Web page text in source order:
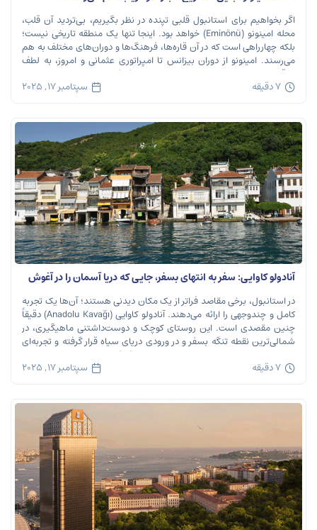
اگر بخواهیم برای استانبول قلبی تپنده در نظر بگیریم، بی‌تردید آن قلب،
محله امینونو (Eminönü) خواهد بود. اینجا تنها یک منطقه تاریخی نیست؛
بلکه چهارراهی است که در آن قاره‌ها، فرهنگ‌ها و دوران‌های مختلف به هم
می‌رسند. امینونو از دوران بیزانس تا امپراتوری عثمانی و امروز، به لطف
موقعیت استراتژیک خود در دهانه خلیج شاخ […]
7 دقیقه سپتامبر 17, 2025
آنادولو کاوایی: سفر به انتهای بسفر، جایی که دریا آسمان را در آغوش
می‌گیرد
در استانبول، برخی مقاصد فراتر از یک مکان دیدنی هستند؛ آن‌ها یک تجربه
کامل و چندوجهی را ارائه می‌دهند. آنادولو کاوایی (Anadolu Kavağı) دقیقاً
چنین مقصدی است. این روستای کوچک و دوست‌داشتنی ماهیگیری، در
شمالی‌ترین نقطه تنگه بسفر و در ورودی دریای سیاه قرار گرفته و تجربه‌ای
بی‌نظیر از تاریخ، طبیعت و طعم‌های اصیل را […]
7 دقیقه سپتامبر 17, 2025